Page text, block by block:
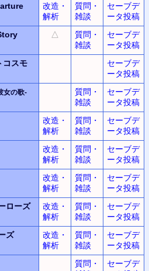
改造・
解析
質問・
雑談
セーブデ
ータ投稿
△
質問・
雑談
セーブデ
ータ投稿
コスモ
セーブデ
ータ投稿
女の歌-
質問・
雑談
セーブデ
ータ投稿
改造・
解析
質問・
雑談
セーブデ
ータ投稿
改造・
解析
質問・
雑談
セーブデ
ータ投稿
改造・
解析
質問・
雑談
セーブデ
ータ投稿
ローズ
改造・
解析
質問・
雑談
セーブデ
ータ投稿
ズ
改造・
解析
質問・
雑談
セーブデ
ータ投稿
質問・
セーブデ